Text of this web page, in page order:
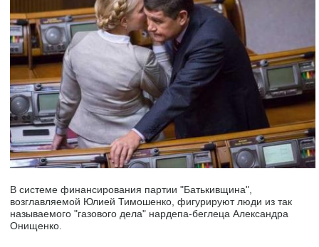
В системе финансирования партии "Батькивщина",
возглавляемой Юлией Тимошенко, фигурируют люди из так
называемого "газового дела" нардепа-беглеца Александра
Онищенко.